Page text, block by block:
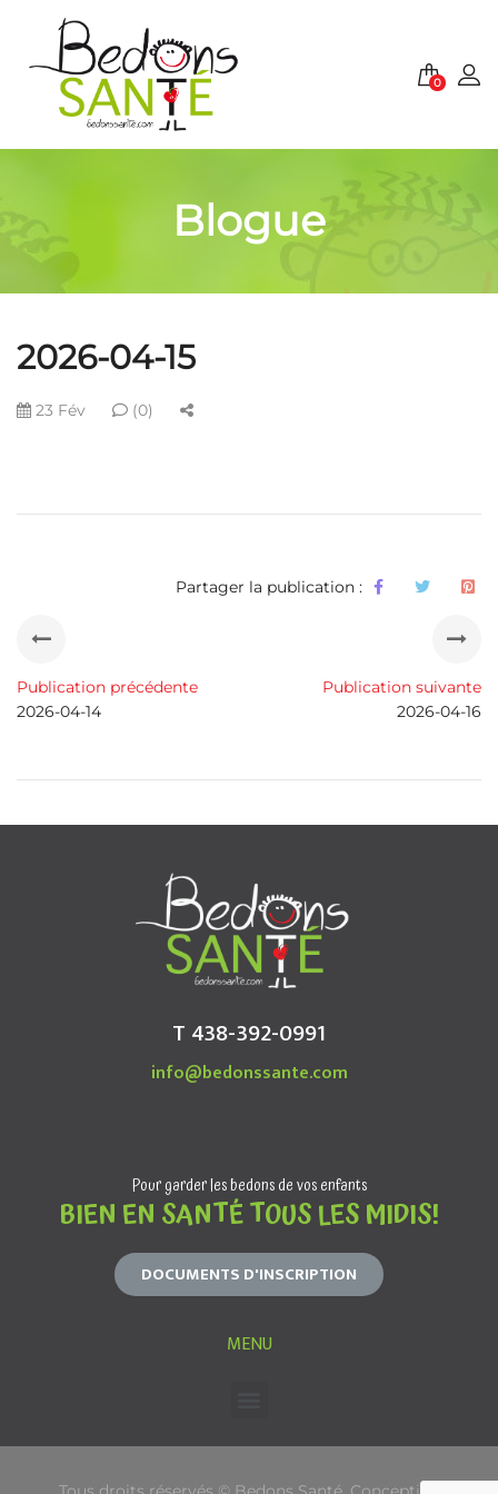
0
Blogue
2026-04-15
23 Fév (0)
Partager la publication :
Publication précédente
2026-04-14
Publication suivante
2026-04-16
T 438-392-0991
info@bedonssante.com
Pour garder les bedons de vos enfants
BIEN EN SANTÉ TOUS LES MIDIS!
DOCUMENTS D'INSCRIPTION
MENU